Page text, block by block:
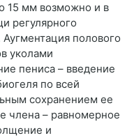
15 мм возможно и в
регулярного
полового
уколами
пениса – введение
по всей
сохранением ее
члена – равномерное
и